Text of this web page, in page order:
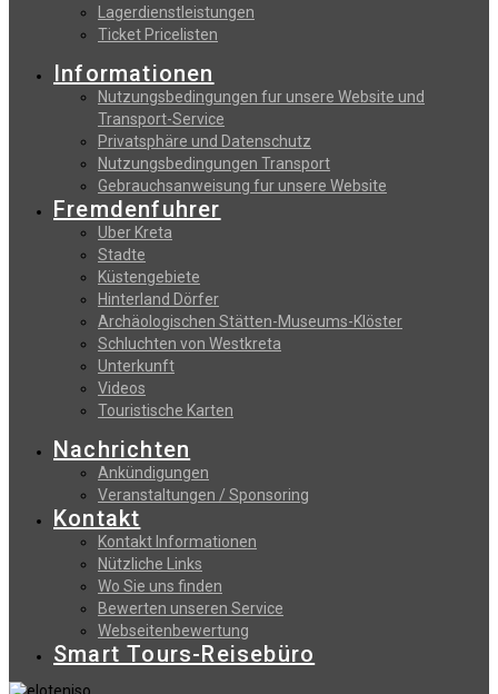
Lagerdienstleistungen
Ticket Pricelisten
Informationen
Nutzungsbedingungen fur unsere Website und
Transport-Service
Privatsphäre und Datenschutz
Nutzungsbedingungen Transport
Gebrauchsanweisung fur unsere Website
Fremdenfuhrer
Uber Kreta
Stadte
Küstengebiete
Hinterland Dörfer
Archäologischen Stätten-Museums-Klöster
Schluchten von Westkreta
Unterkunft
Videos
Touristische Karten
Nachrichten
Ankündigungen
Veranstaltungen / Sponsoring
Kontakt
Kontakt Informationen
Nützliche Links
Wo Sie uns finden
Bewerten unseren Service
Webseitenbewertung
Smart Tours-Reisebüro